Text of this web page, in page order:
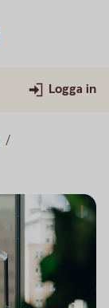
Logga in